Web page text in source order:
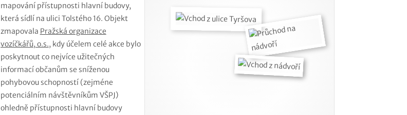
mapování přístupnosti hlavní budovy,
která sídlí na ulici Tolstého 16. Objekt
zmapovala Pražská organizace
vozíčkářů, o.s., kdy účelem celé akce bylo
poskytnout co nejvíce užitečných
informací občanům se sníženou
pohybovou schopností (zejméne
potenciálním návštěvníkům VŠPJ)
ohledně přístupnosti hlavní budovy